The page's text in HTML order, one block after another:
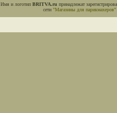
Имя и логотип BRITVA.ru принадлежат
сети "Магазины для парикмахеров"